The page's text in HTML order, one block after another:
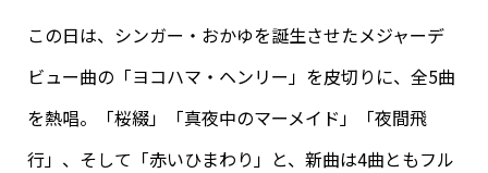
この日は、シンガー・おかゆを誕生させたメジャーデ
ビュー曲の「ヨコハマ・ヘンリー」を皮切りに、全5曲
を熱唱。「桜綴」「真夜中のマーメイド」「夜間飛
行」、そして「赤いひまわり」と、新曲は4曲ともフル